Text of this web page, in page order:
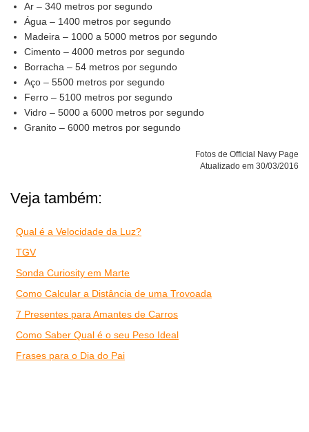
Ar – 340 metros por segundo
Água – 1400 metros por segundo
Madeira – 1000 a 5000 metros por segundo
Cimento – 4000 metros por segundo
Borracha – 54 metros por segundo
Aço – 5500 metros por segundo
Ferro – 5100 metros por segundo
Vidro – 5000 a 6000 metros por segundo
Granito – 6000 metros por segundo
Fotos de Official Navy Page
Atualizado em 30/03/2016
Veja também:
Qual é a Velocidade da Luz?
TGV
Sonda Curiosity em Marte
Como Calcular a Distância de uma Trovoada
7 Presentes para Amantes de Carros
Como Saber Qual é o seu Peso Ideal
Frases para o Dia do Pai